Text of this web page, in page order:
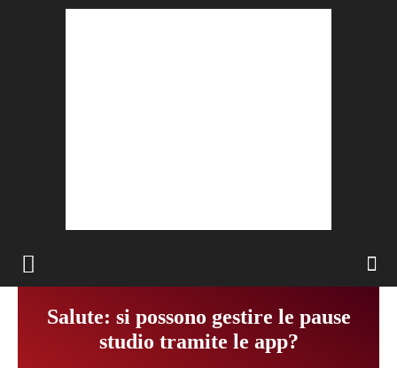
Salute: si possono gestire le pause
studio tramite le app?